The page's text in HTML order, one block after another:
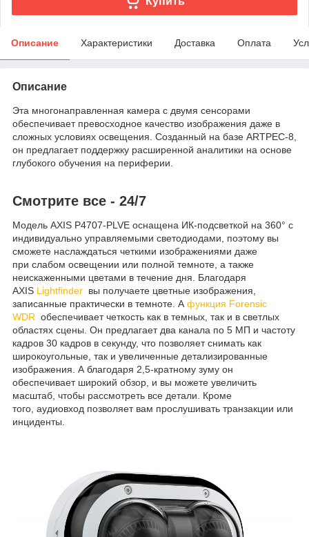
Описание Характеристики Доставка Оплата
Описание
Эта многонаправленная камера с двумя сенсорами
обеспечивает превосходное качество изображения даже в
сложных условиях освещения. Созданный на базе ARTPEC-8,
он предлагает поддержку расширенной аналитики на основе
глубокого обучения на периферии.
Смотрите все - 24/7
Модель AXIS P4707-PLVE оснащена ИК-подсветкой на 360° с
индивидуально управляемыми светодиодами, поэтому вы
сможете наслаждаться четкими изображениями даже
при слабом освещении или полной темноте, а также
неискаженными цветами в течение дня. Благодаря
AXIS Lightfinder вы получаете цветные изображения,
записанные практически в темноте. Афункция Forensic
WDR обеспечивает четкость как в темных, так и в светлых
областях сцены. Он предлагает два канала по 5 МП и частоту
кадров 30 кадров в секунду, что позволяет снимать как
широкоугольные, так и увеличенные детализированные
изображения. А благодаря 2,5-кратному зуму он
обеспечивает широкий обзор, и вы можете увеличить
масштаб, чтобы рассмотреть все детали. Кроме
того, аудиовход позволяет вам прослушивать транзакции или
инциденты.